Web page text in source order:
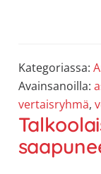
Kategoriassa:
Avainsanoilla:
vertaisryhmä,